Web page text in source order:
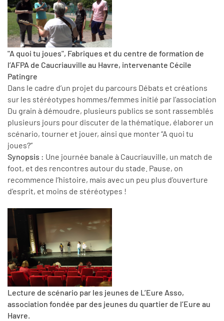
"A quoi tu joues", Fabriques et du centre de formation de
l’AFPA de Caucriauville au Havre, intervenante Cécile
Patingre
Dans le cadre d’un projet du parcours Débats et créations
sur les stéréotypes hommes/femmes initié par l’association
Du grain à démoudre, plusieurs publics se sont rassemblés
plusieurs jours pour discuter de la thématique, élaborer un
scénario, tourner et jouer, ainsi que monter “A quoi tu
joues?”
Synopsis : Une journée banale à Caucriauville, un match de
foot, et des rencontres autour du stade. Pause, on
recommence l’histoire, mais avec un peu plus d’ouverture
d’esprit, et moins de stéréotypes !
Lecture de scénario par les jeunes de L’Eure Asso,
association fondée par des jeunes du quartier de l’Eure au
Havre.